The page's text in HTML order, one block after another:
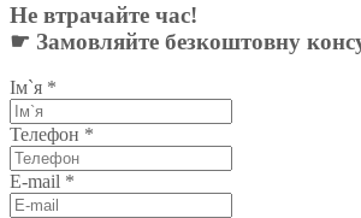
Не втрачайте час!
☛ Замовляйте безкоштовну
Ім`я *
Телефон *
E-mail *